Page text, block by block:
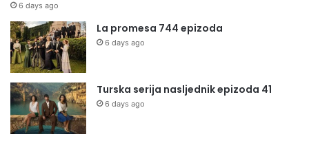
6 days ago
La promesa 744 epizoda
6 days ago
Turska serija nasljednik epizoda 41
6 days ago